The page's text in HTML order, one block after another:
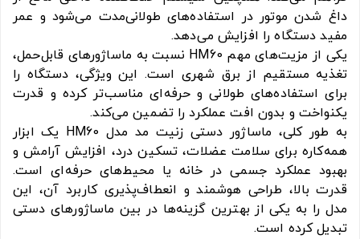
داغ شدن موتور در استفاده‌های طولانی‌مدت می‌شود و عمر
مفید دستگاه را افزایش می‌دهد.
یکی از مزیت‌های مهم HM60 نسبت به ماساژورهای قابل‌حمل،
تغذیه مستقیم از برق شهری است. این ویژگی، دستگاه را
برای استفاده‌های طولانی و حرفه‌ای مناسب‌تر کرده و قدرت
یکنواخت و بدون افت عملکرد را تضمین می‌کند.
به طور کلی، ماساژور دستی زنیت مد مدل HM60 یک ابزار
همه‌کاره برای سلامت عضلات، تسکین درد، افزایش آرامش و
بهبود عملکرد جسمی در خانه یا محیط‌های حرفه‌ای است.
قدرت بالا، طراحی هوشمند و انعطاف‌پذیری کاربرد آن، این
مدل را به یکی از بهترین گزینه‌ها در بین ماساژورهای دستی
تبدیل کرده است.